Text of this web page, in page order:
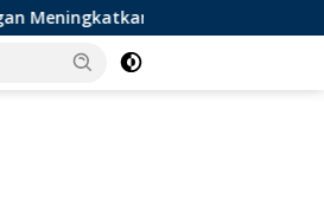
Ruang Publik dan Kebersihan